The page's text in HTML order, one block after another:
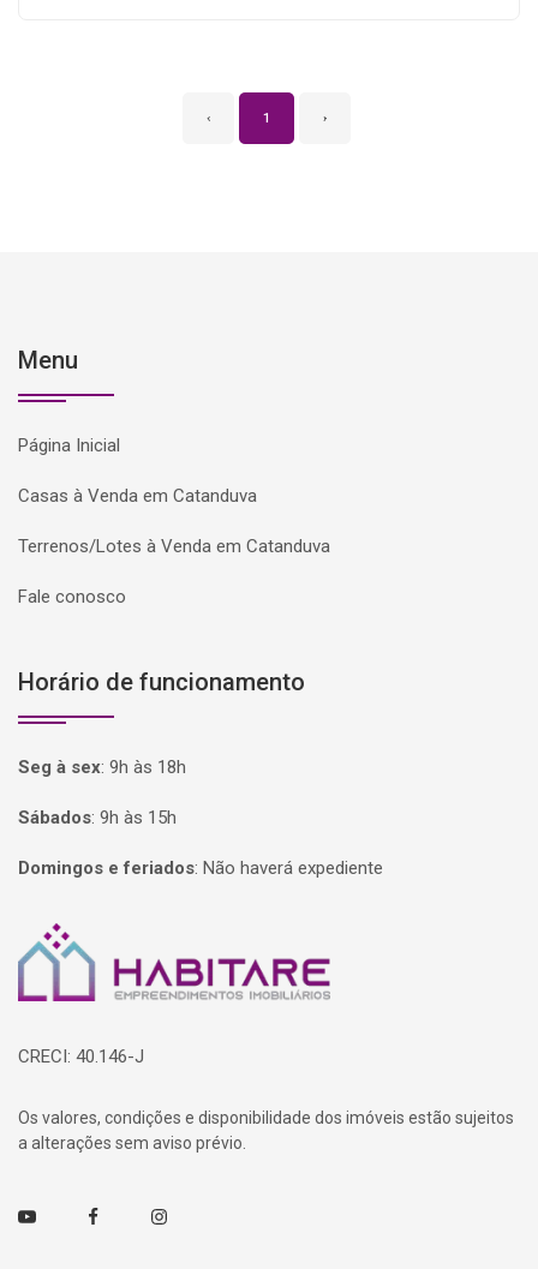
‹ 1 ›
Menu
Página Inicial
Casas à Venda em Catanduva
Terrenos/Lotes à Venda em Catanduva
Fale conosco
Horário de funcionamento
Seg à sex: 9h às 18h
Sábados: 9h às 15h
Domingos e feriados: Não haverá expediente
Página inicial
CRECI: 40.146-J
Os valores, condições e disponibilidade dos imóveis estão sujeitos
a alterações sem aviso prévio.
Youtube FacebookInstagram